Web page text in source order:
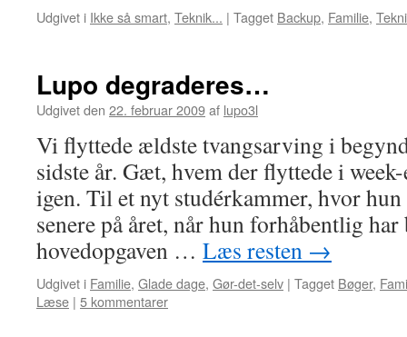
Udgivet i Ikke så smart, Teknik... | Tagget Backup, Familie,
Lupo degraderes…
Udgivet den 22. februar 2009af lupo3l
Vi flyttede ældste tvangsarving i
sidste år. Gæt, hvem der flyttede i
igen. Til et nyt studérkammer, hvor
senere på året, når hun forhåbentlig har
hovedopgaven … Læs resten →
Udgivet i Familie, Glade dage, Gør-det-selv | Tagget Bøger,
Læse | 5 kommentarer